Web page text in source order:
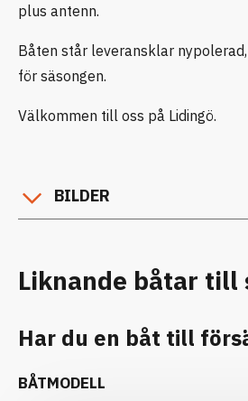
plus antenn.
Båten står leveransklar
för säsongen.
Välkommen till oss på Lidingö.
BILDER
Liknande båtar till
Har du en båt till
BÅTMODELL